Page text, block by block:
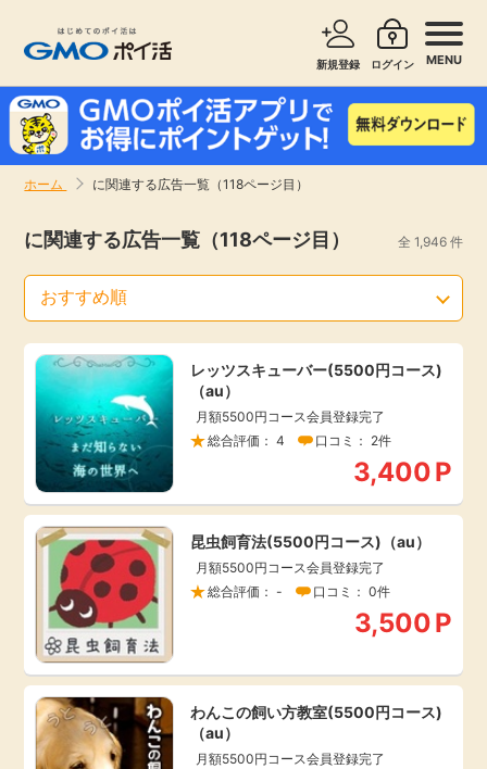
新規登録 ログイン MENU
ホーム に関連する広告一覧（118ページ目）
無料
即日還元
アンケート
ゲーム
買い物
モニター
サービスで探す ショッピングで探す
旅行・レンタカー
無料サービス
エンタメ
クレジットカード
暮らし
引っ越し
買取・査定
学び
進学・教育
美容・健康
に関連する広告一覧（118ページ目） 全 1,946 件
レッツスキューバー(5500円コース)
（au）
月額5500円コース会員登録完了
総合評価： 4
口コミ： 2件
3,400P
昆虫飼育法(5500円コース)（au）
月額5500円コース会員登録完了
総合評価： -
口コミ： 0件
3,500P
わんこの飼い方教室(5500円コース)
（au）
月額5500円コース会員登録完了